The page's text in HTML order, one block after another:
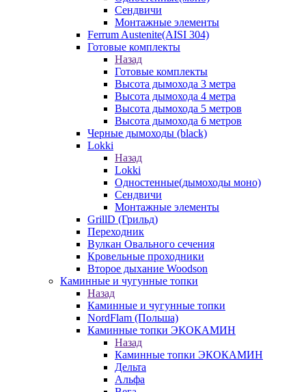
Сендвичи
Монтажные элементы
Ferrum Austenite(AISI 304)
Готовые комплекты
Назад
Готовые комплекты
Высота дымохода 3 метра
Высота дымохода 4 метра
Высота дымохода 5 метров
Высота дымохода 6 метров
Черные дымоходы (black)
Lokki
Назад
Lokki
Одностенные(дымоходы моно)
Сендвичи
Монтажные элементы
GrillD (Грильд)
Переходник
Вулкан Овального сечения
Кровельные проходники
Второе дыхание Woodson
Каминные и чугунные топки
Назад
Каминные и чугунные топки
NordFlam (Польша)
Каминные топки ЭКОКАМИН
Назад
Каминные топки ЭКОКАМИН
Дельта
Альфа